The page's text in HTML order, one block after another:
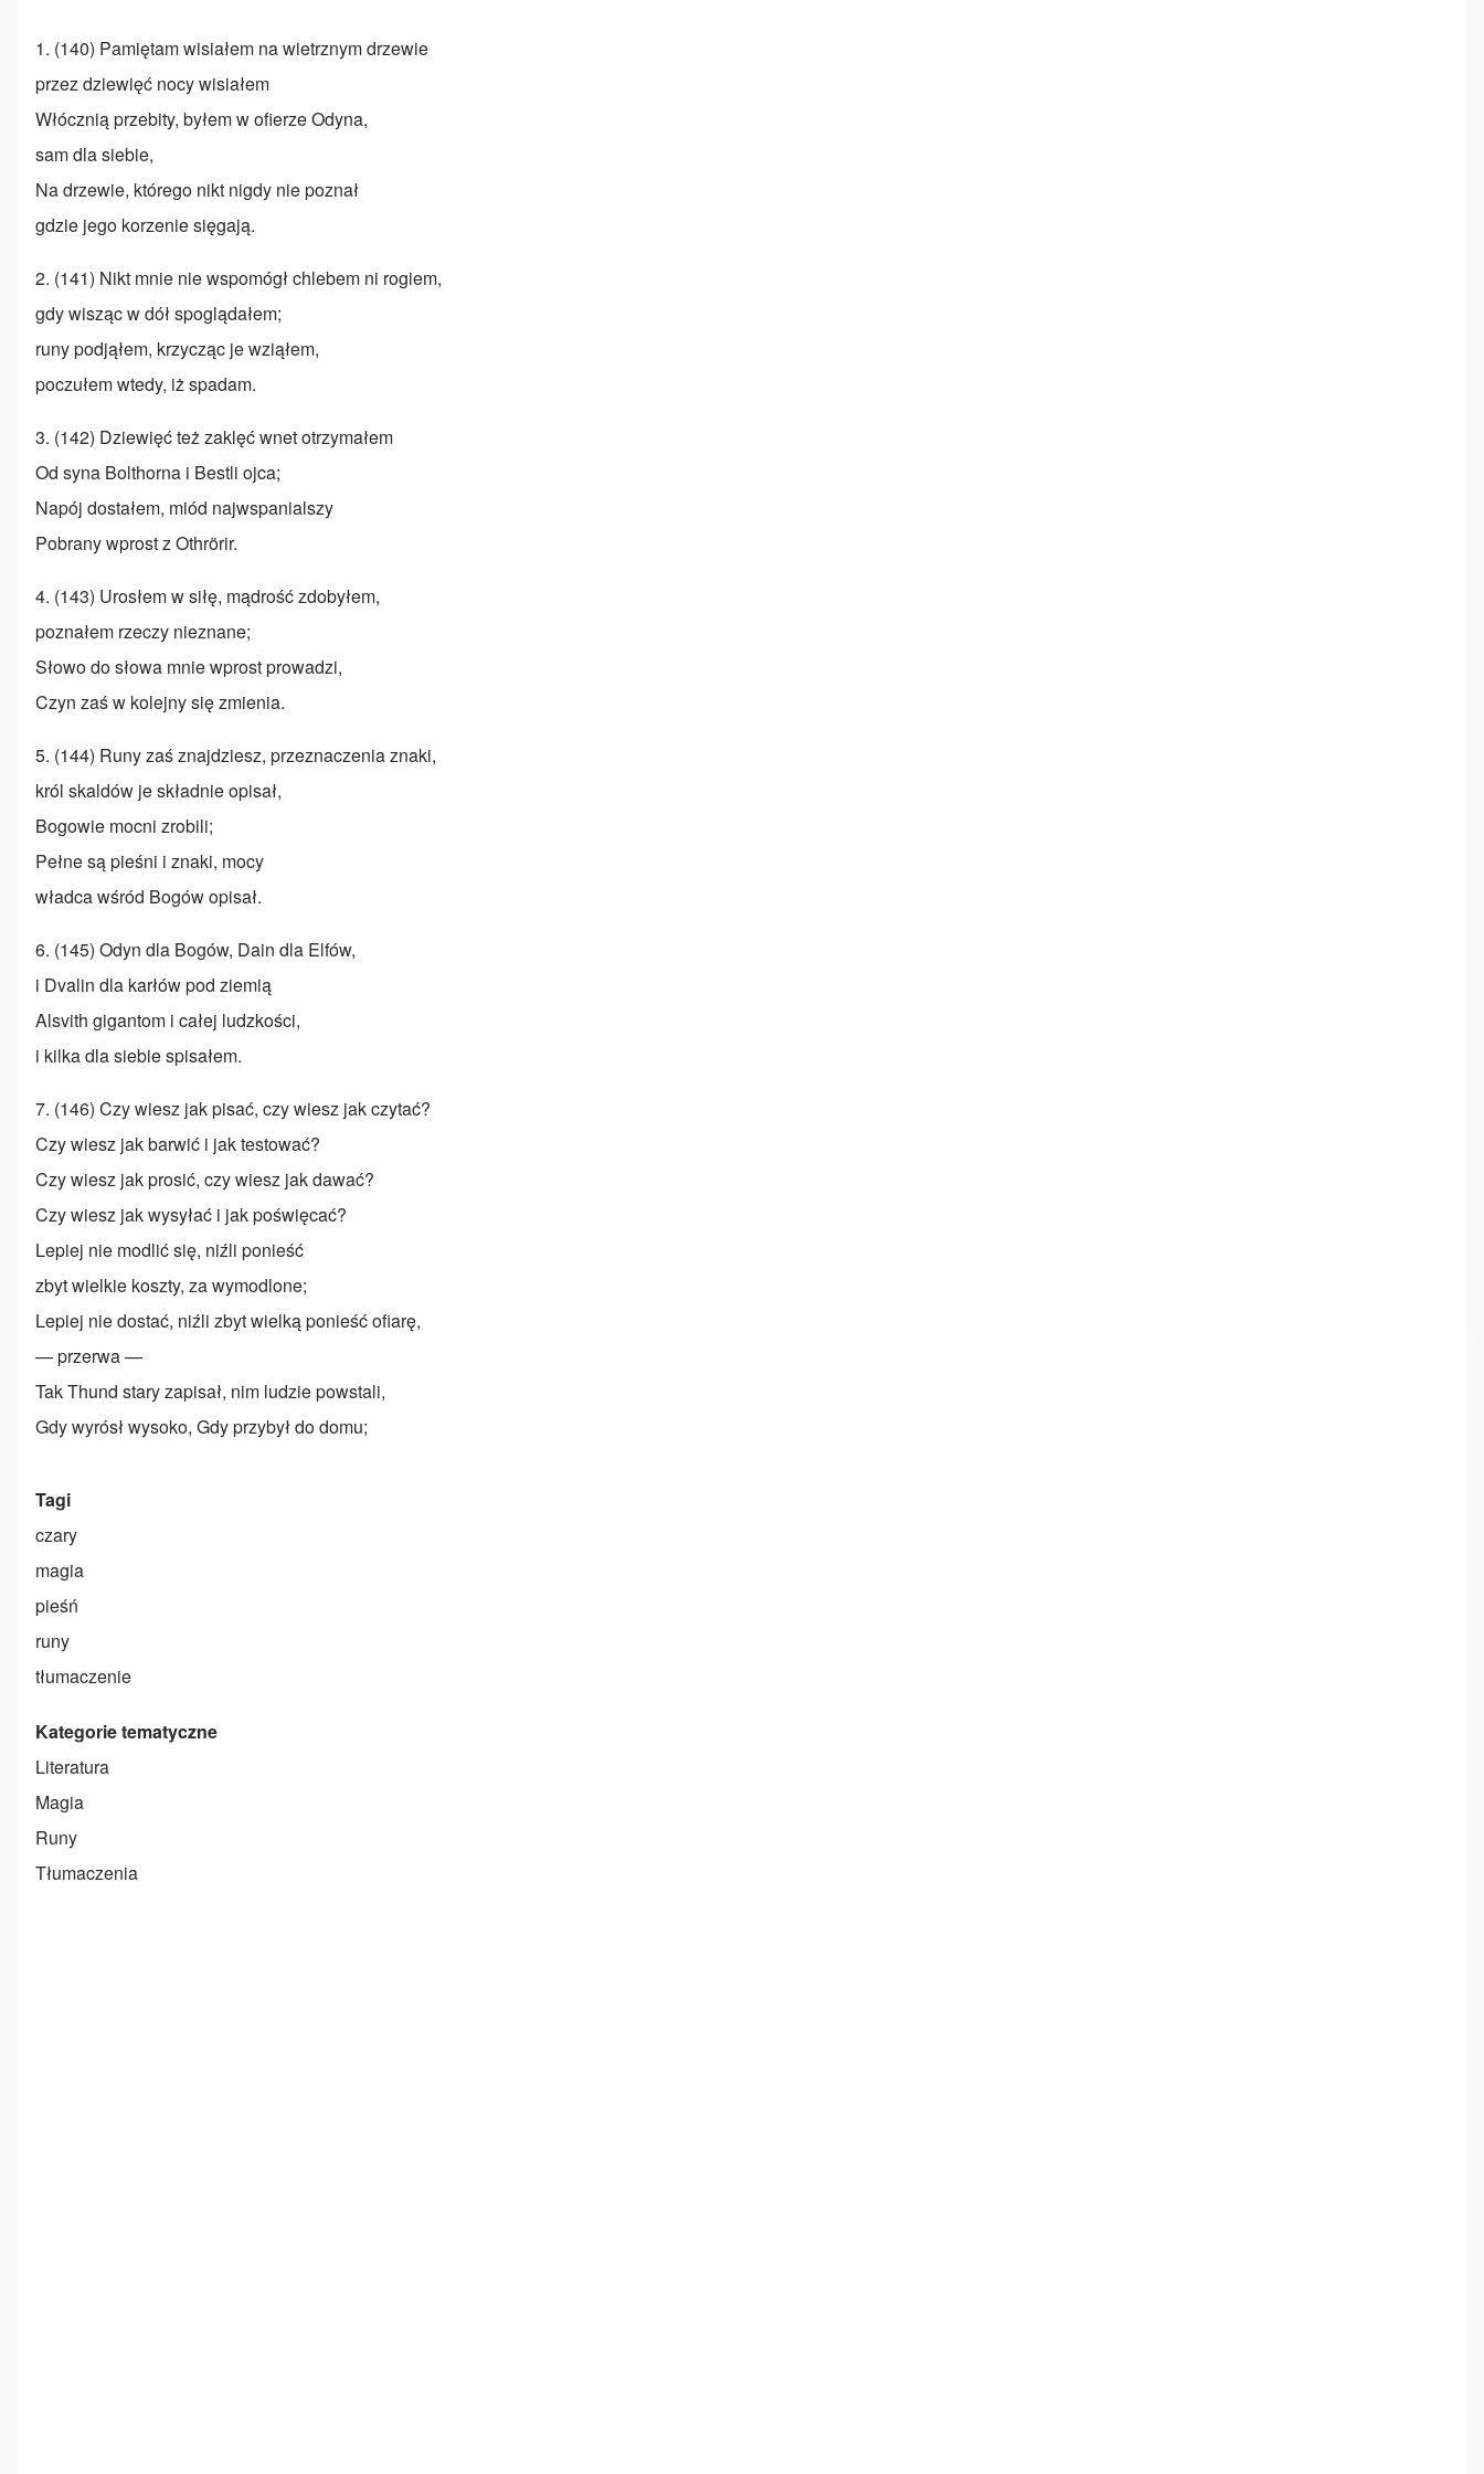
1. (140) Pamiętam wisiałem na wietrznym drzewie
przez dziewięć nocy wisiałem
Włócznią przebity, byłem w ofierze Odyna,
sam dla siebie,
Na drzewie, którego nikt nigdy nie poznał
gdzie jego korzenie sięgają.
2. (141) Nikt mnie nie wspomógł chlebem ni rogiem,
gdy wisząc w dół spoglądałem;
runy podjąłem, krzycząc je wziąłem,
poczułem wtedy, iż spadam.
3. (142) Dziewięć też zaklęć wnet otrzymałem
Od syna Bolthorna i Bestli ojca;
Napój dostałem, miód najwspanialszy
Pobrany wprost z Othrörir.
4. (143) Urosłem w siłę, mądrość zdobyłem,
poznałem rzeczy nieznane;
Słowo do słowa mnie wprost prowadzi,
Czyn zaś w kolejny się zmienia.
5. (144) Runy zaś znajdziesz, przeznaczenia znaki,
król skaldów je składnie opisał,
Bogowie mocni zrobili;
Pełne są pieśni i znaki, mocy
władca wśród Bogów opisał.
6. (145) Odyn dla Bogów, Dain dla Elfów,
i Dvalin dla karłów pod ziemią
Alsvith gigantom i całej ludzkości,
i kilka dla siebie spisałem.
7. (146) Czy wiesz jak pisać, czy wiesz jak czytać?
Czy wiesz jak barwić i jak testować?
Czy wiesz jak prosić, czy wiesz jak dawać?
Czy wiesz jak wysyłać i jak poświęcać?
Lepiej nie modlić się, niźli ponieść
zbyt wielkie koszty, za wymodlone;
Lepiej nie dostać, niźli zbyt wielką ponieść ofiarę,
— przerwa —
Tak Thund stary zapisał, nim ludzie powstali,
Gdy wyrósł wysoko, Gdy przybył do domu;
Tagi
czary
magia
pieśń
runy
tłumaczenie
Kategorie tematyczne
Literatura
Magia
Runy
Tłumaczenia